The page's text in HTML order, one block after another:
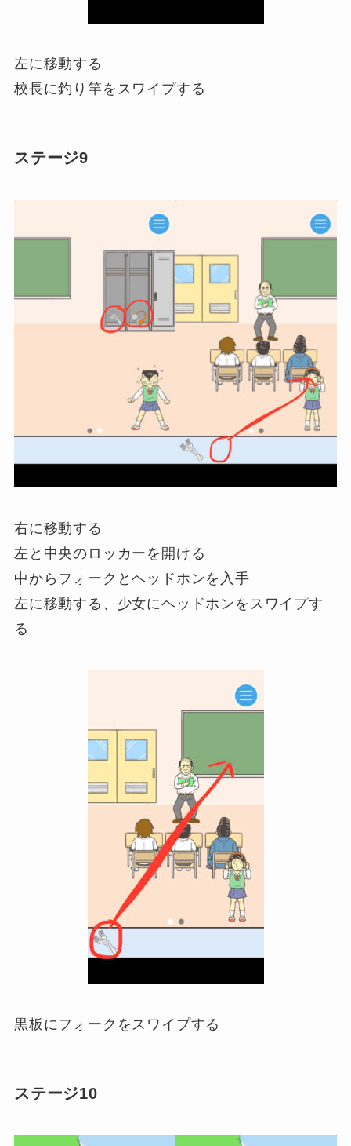
左に移動する
校長に釣り竿をスワイプする
ステージ9
右に移動する
左と中央のロッカーを開ける
中からフォークとヘッドホンを入手
左に移動する、少女にヘッドホンをスワイプす
る
黒板にフォークをスワイプする
ステージ10